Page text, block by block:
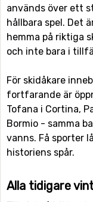
används över ett
hållbara spel. Det
hemma på riktiga
och inte bara i
För skidåkare
fortfarande är
Tofana i Cortina,
Bormio - samma
vanns. Få sporter
historiens spår.
Alla tidigare